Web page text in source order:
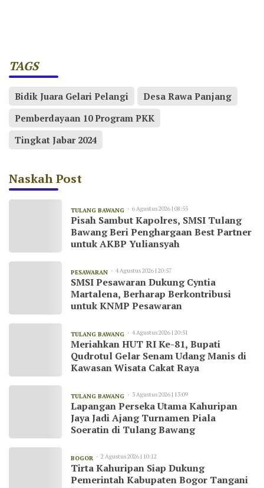
TAGS
Bidik Juara Gelari Pelangi
Desa Rawa Panjang
Pemberdayaan 10 Program PKK
Tingkat Jabar 2024
Naskah Post
TULANG BAWANG 6 Agustus 2026 | 08:55
Pisah Sambut Kapolres, SMSI Tulang
Bawang Beri Penghargaan Best Partner
untuk AKBP Yuliansyah
PESAWARAN 4 Agustus 2026 | 20:57
SMSI Pesawaran Dukung Cyntia
Martalena, Berharap Berkontribusi
untuk KNMP Pesawaran
TULANG BAWANG 4 Agustus 2026 | 20:51
Meriahkan HUT RI Ke-81, Bupati
Qudrotul Gelar Senam Udang Manis di
Kawasan Wisata Cakat Raya
TULANG BAWANG 3 Agustus 2026 | 13:09
Lapangan Perseka Utama Kahuripan
Jaya Jadi Ajang Turnamen Piala
Soeratin di Tulang Bawang
BOGOR 2 Agustus 2026 | 10:12
Tirta Kahuripan Siap Dukung
Pemerintah Kabupaten Bogor Tangani